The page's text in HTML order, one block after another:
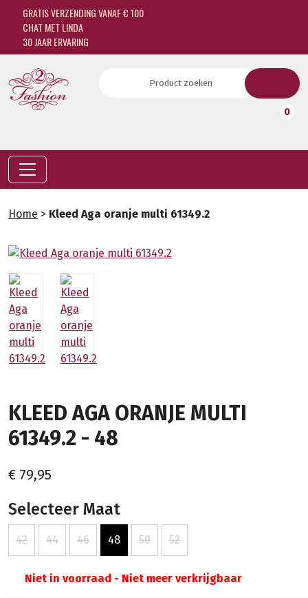
GRATIS VERZENDING VANAF € 100
CHAT MET LINDA
30 JAAR ERVARING
0
Home > Kleed Aga oranje multi 61349.2
KLEED AGA ORANJE MULTI
61349.2 - 48
€ 79,95
Selecteer Maat
42 44 46 48 50 52
Niet in voorraad - Niet meer verkrijgbaar